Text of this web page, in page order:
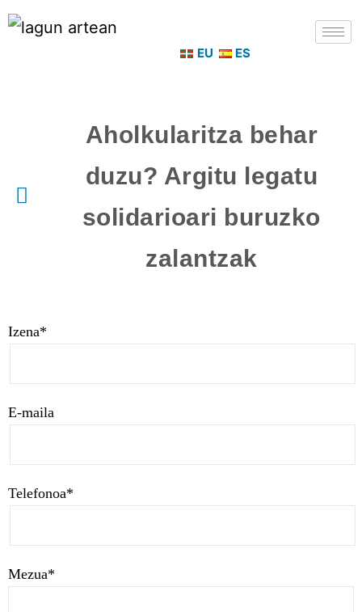
EU ES
Aholkularitza behar
duzu? Argitu legatu
solidarioari buruzko
zalantzak
Izena*
E-maila
Telefonoa*
Mezua*